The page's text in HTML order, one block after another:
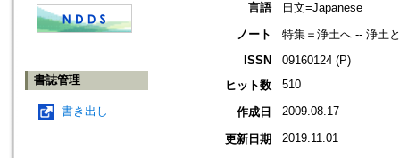
書誌管理
書き出し
言語
日文=Japanese
ノート
特集＝浄土へ -- 浄土
ISSN
09160124 (P)
ヒット数
510
作成日 2009.08.17
更新日期 2019.11.01